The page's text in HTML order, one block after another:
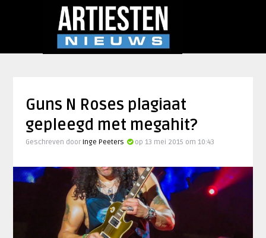
Guns N Roses plagiaat
gepleegd met megahit?
Geschreven door Inge Peeters op 13 mei 2015 om 10:43